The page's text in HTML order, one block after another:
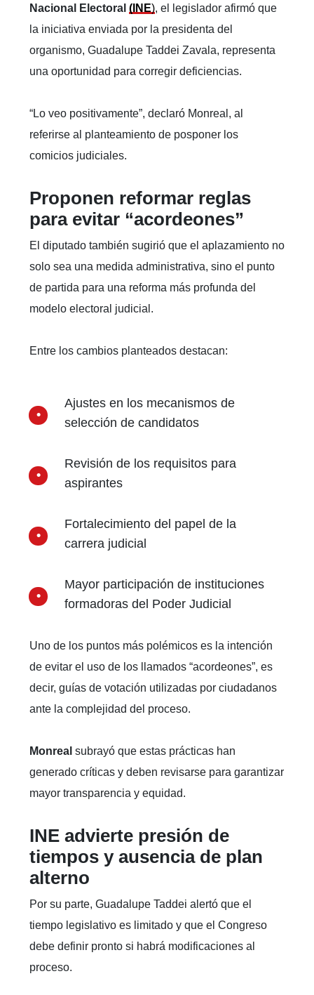
Nacional Electoral (INE), el legislador afirmó que
la iniciativa enviada por la presidenta del
organismo, Guadalupe Taddei Zavala, representa
una oportunidad para corregir deficiencias.
“Lo veo positivamente”, declaró Monreal, al
referirse al planteamiento de posponer los
comicios judiciales.
Proponen reformar reglas
para evitar “acordeones”
El diputado también sugirió que el aplazamiento no
solo sea una medida administrativa, sino el punto
de partida para una reforma más profunda del
modelo electoral judicial.
Entre los cambios planteados destacan:
Ajustes en los mecanismos de
selección de candidatos
Revisión de los requisitos para
aspirantes
Fortalecimiento del papel de la
carrera judicial
Mayor participación de instituciones
formadoras del Poder Judicial
Uno de los puntos más polémicos es la intención
de evitar el uso de los llamados “acordeones”, es
decir, guías de votación utilizadas por ciudadanos
ante la complejidad del proceso.
Monreal subrayó que estas prácticas han
generado críticas y deben revisarse para garantizar
mayor transparencia y equidad.
INE advierte presión de
tiempos y ausencia de plan
alterno
Por su parte, Guadalupe Taddei alertó que el
tiempo legislativo es limitado y que el Congreso
debe definir pronto si habrá modificaciones al
proceso.